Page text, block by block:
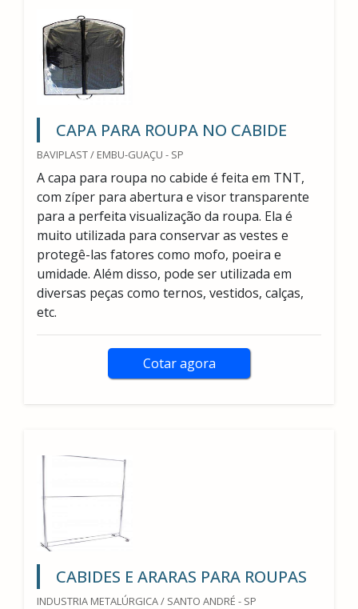
CAPA PARA ROUPA NO CABIDE
BAVIPLAST / EMBU-GUAÇU - SP
A capa para roupa no cabide é feita em TNT,
com zíper para abertura e visor transparente
para a perfeita visualização da roupa. Ela é
muito utilizada para conservar as vestes e
protegê-las fatores como mofo, poeira e
umidade. Além disso, pode ser utilizada em
diversas peças como ternos, vestidos, calças,
etc.
Cotar agora
CABIDES E ARARAS PARA ROUPAS
INDUSTRIA METALÚRGICA / SANTO ANDRÉ - SP